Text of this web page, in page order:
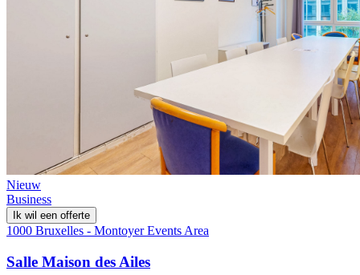
Nieuw
Business
Ik wil een offerte
1000 Bruxelles - Montoyer Events Area
Salle Maison des Ailes